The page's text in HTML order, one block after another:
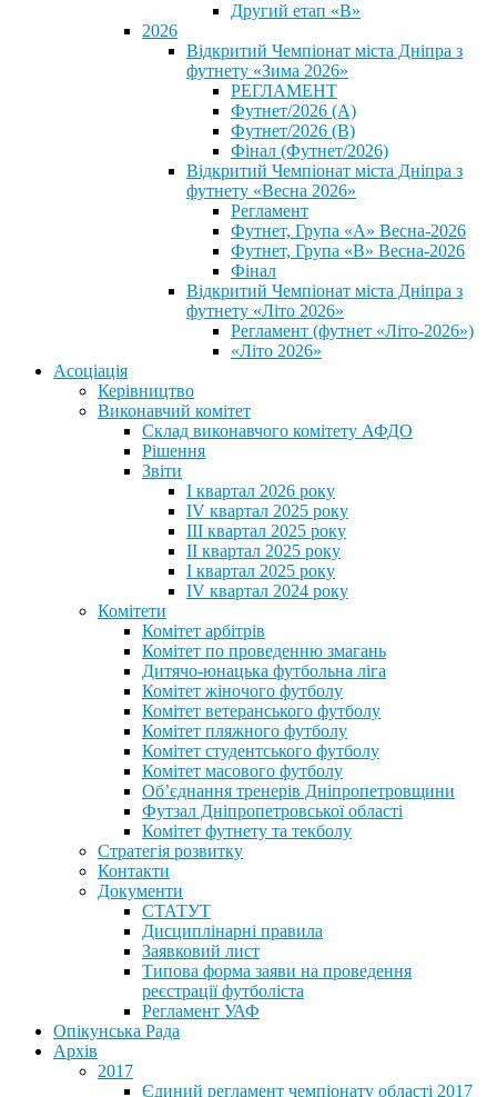
Другий етап «В»
2026
Відкритий Чемпіонат міста Дніпра з
футнету «Зима 2026»
РЕГЛАМЕНТ
Футнет/2026 (А)
Футнет/2026 (В)
Фінал (Футнет/2026)
Відкритий Чемпіонат міста Дніпра з
футнету «Весна 2026»
Регламент
Футнет, Група «А» Весна-2026
Футнет, Група «В» Весна-2026
Фінал
Відкритий Чемпіонат міста Дніпра з
футнету «Літо 2026»
Регламент (футнет «Літо-2026»)
«Літо 2026»
Асоціація
Керівництво
Виконавчий комітет
Склад виконавчого комітету АФДО
Рішення
Звіти
I квартал 2026 року
IV квартал 2025 року
III квартал 2025 року
II квартал 2025 року
I квартал 2025 року
IV квартал 2024 року
Комітети
Комітет арбітрів
Комітет по проведенню змагань
Дитячо-юнацька футбольна ліга
Комітет жіночого футболу
Комітет ветеранського футболу
Комітет пляжного футболу
Комітет студентського футболу
Комітет масового футболу
Обʼєднання тренерів Дніпропетровщини
Футзал Дніпропетровської області
Комітет футнету та текболу
Стратегія розвитку
Контакти
Документи
СТАТУТ
Дисциплінарні правила
Заявковий лист
Типова форма заяви на проведення
реєстрації футболіста
Регламент УАФ
Опікунська Рада
Архів
2017
Єдиний регламент чемпіонату області 2017